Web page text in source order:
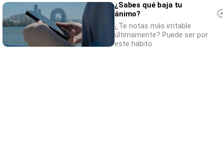
¿Sabes qué baja tu
ánimo?
¿Te notas más irritable
últimamente? Puede ser por
este hábito